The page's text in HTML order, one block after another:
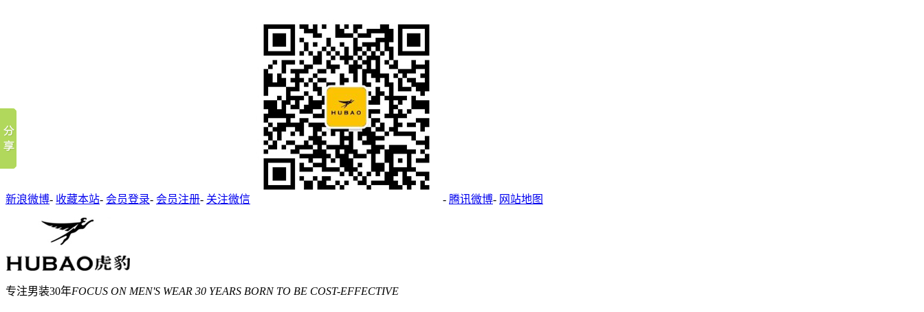
新浪微博- 收藏本站- 会员登录- 会员注册- 关注微信 - 腾讯微博- 网站地图
专注男装30年FOCUS ON MEN'S WEAR 30 YEARS BORN TO BE COST-EFFECTIVE